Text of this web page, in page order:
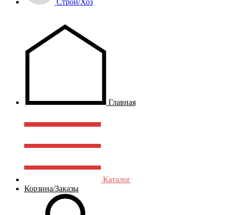
Строй/Хоз
Главная
Каталог
Корзина/Заказы